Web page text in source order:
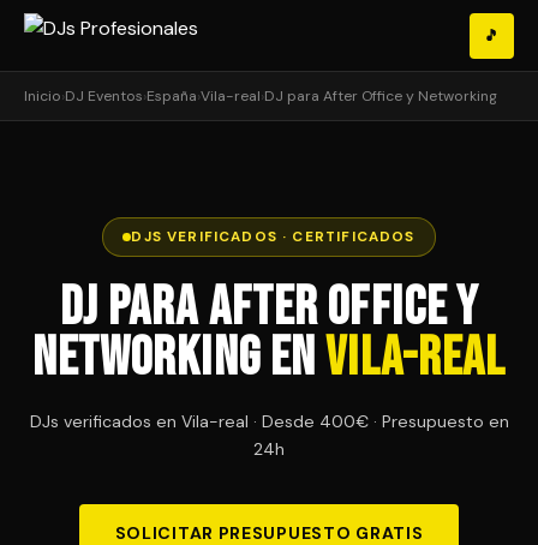
🎵
Inicio›DJ Eventos›España›Vila-real›DJ para After Office y Networking
DJS VERIFICADOS · CERTIFICADOS
DJ para After Office y
Networking enVila-real
DJs verificados en Vila-real · Desde 400€ · Presupuesto en
24h
SOLICITAR PRESUPUESTO GRATIS